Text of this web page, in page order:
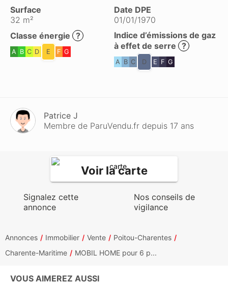
Surface
32 m²
Date DPE
01/01/1970
Classe énergie ?
A B C D E F G
Indice d’émissions de gaz
à effet de serre ?
A B C D E F G
Patrice J
Membre de ParuVendu.fr depuis 17 ans
Voir la carte
Signalez cette
annonce
Nos conseils de
vigilance
Annonces Immobilier Vente
Poitou-Charentes
Charente-Maritime
MOBIL HOME pour 6 p...
VOUS AIMEREZ AUSSI